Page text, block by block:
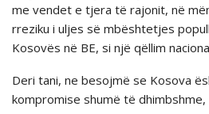
me vendet e tjera të rajonit, në
rreziku i uljes së mbështetjes
Kosovës në BE, si një qëllim
Deri tani, ne besojmë se Kosova
kompromise shumë të